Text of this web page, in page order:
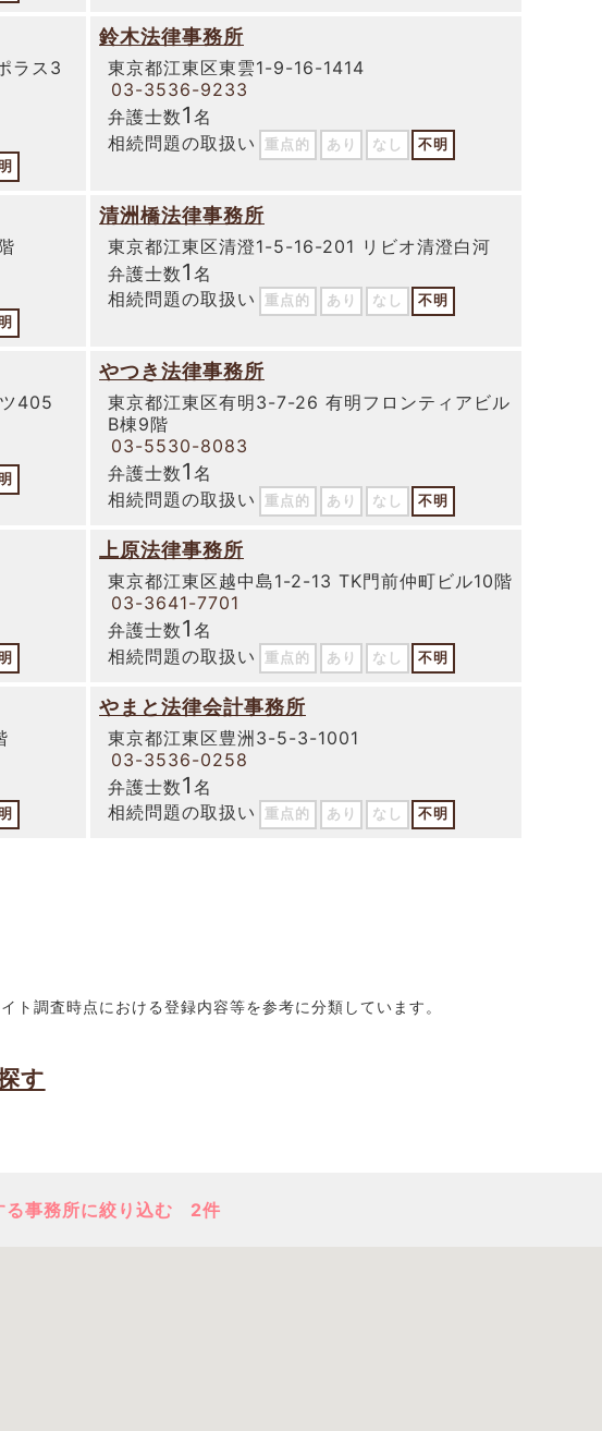
ラス3
鈴木法律事務所
東京都江東区東雲1-9-16-1414
03-3536-9233
弁護士数1 名
相続問題の取扱い
重点的 あり なし 不明
清洲橋法律事務所
東京都江東区清澄1-5-16-201 リビオ清澄白河
弁護士数1 名
相続問題の取扱い
重点的 あり なし 不明
405
やつき法律事務所
東京都江東区有明3-7-26 有明フロンティアビル
B棟9階
03-5530-8083
弁護士数1 名
相続問題の取扱い
重点的 あり なし 不明
上原法律事務所
東京都江東区越中島1-2-13 TK門前仲町ビル10階
03-3641-7701
弁護士数1 名
相続問題の取扱い
重点的 あり なし 不明
やまと法律会計事務所
東京都江東区豊洲3-5-3-1001
03-3536-0258
弁護士数1 名
相続問題の取扱い
重点的 あり なし 不明
ト調査時点における登録内容等を参考に分類しています。
す
事務所に絞り込む 2件